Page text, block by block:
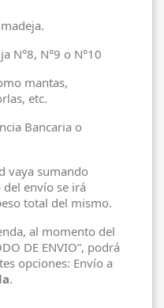
N°8, N°9 o N°10
mantas,
etc.
Bancaria o
vaya sumando
envío se irá
total del mismo.
al momento del
DE ENVIO”, podrá
opciones: Envío a
.